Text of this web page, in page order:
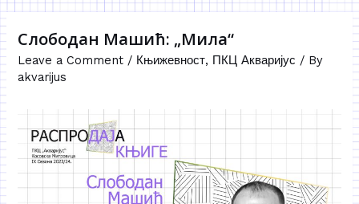
Слободан Машић: „Мила“
Leave a Comment / Књижевност, ПКЦ Акваријус / By
akvarijus